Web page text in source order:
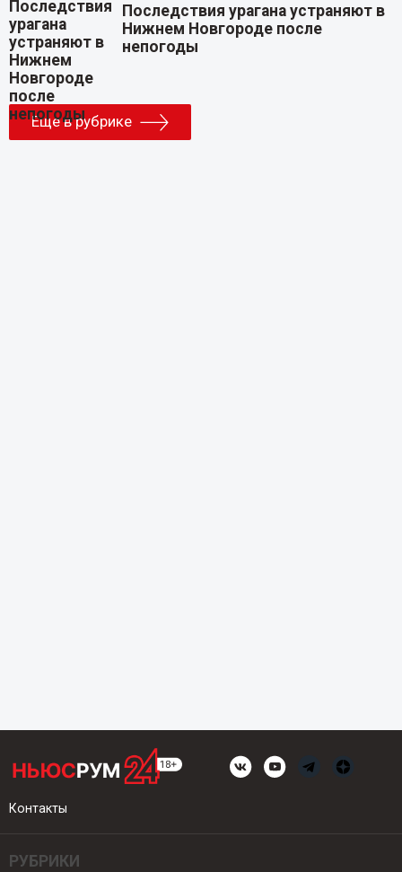
Последствия урагана устраняют в
Нижнем Новгороде после
непогоды
Еще в рубрике
Контакты
РУБРИКИ